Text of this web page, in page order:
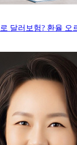
달러보험? 환율 오